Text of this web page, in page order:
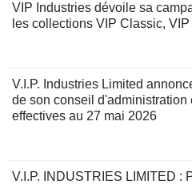
VIP Industries dévoile sa
les collections VIP Classic,
V.I.P. Industries Limited
de son conseil d'administration
effectives au 27 mai 2026
V.I.P. INDUSTRIES LIMITED :